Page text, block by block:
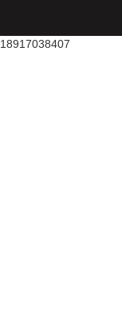
18917038407